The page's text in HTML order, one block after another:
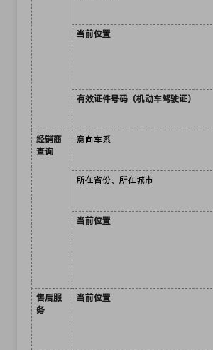
当前位置
有效证件号码（机动车驾驶证）
经销商
查询
意向车系
所在省份、所在城市
当前位置
售后服
务
当前位置